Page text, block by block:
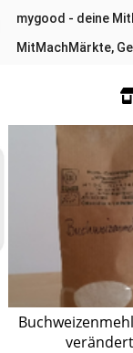
mygood - deine
MitMachMärkte,
verändert